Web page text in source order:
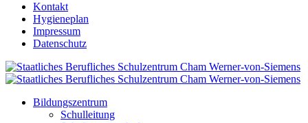
Kontakt
Hygieneplan
Impressum
Datenschutz
Bildungszentrum
Schulleitung